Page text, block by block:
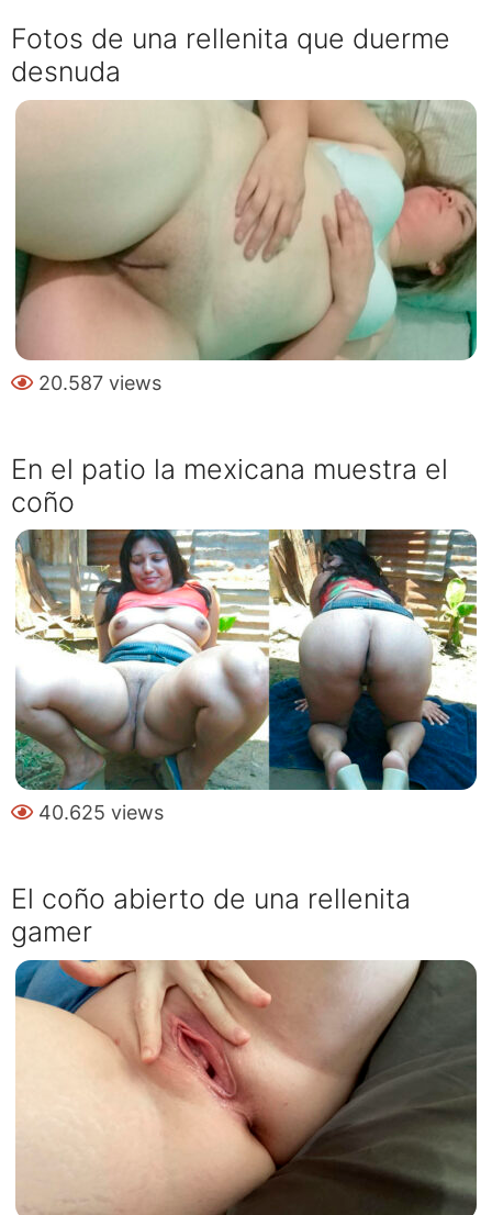
Fotos de una rellenita que duerme
desnuda
20.587 views
En el patio la mexicana muestra el
coño
40.625 views
El coño abierto de una rellenita
gamer